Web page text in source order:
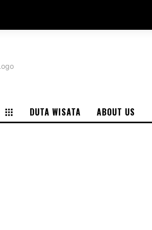
DUTA WISATA ABOUT US